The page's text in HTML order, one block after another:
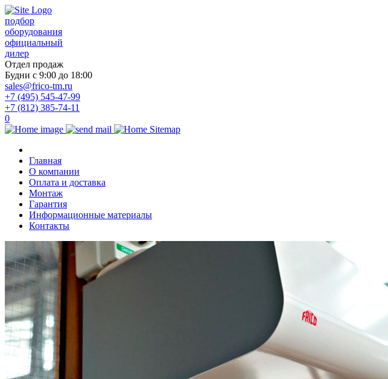
подбор
оборудования
официальный
дилер
Отдел продаж
Будни с 9:00 до 18:00
sales@frico-tm.ru
+7 (495) 545-47-99
+7 (812) 385-74-11
0
Главная
О компании
Оплата и доставка
Монтаж
Гарантия
Информационные материалы
Контакты